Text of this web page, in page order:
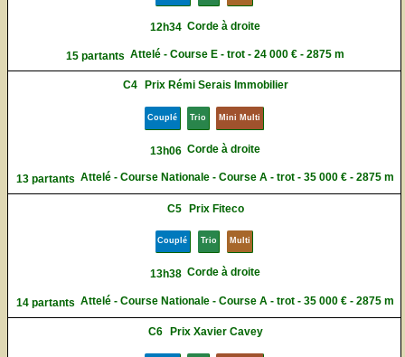
12h34 Corde à droite
15 partants Attelé - Course E - trot - 24 000 € - 2875 m
C4 Prix Rémi Serais Immobilier
Couplé Trio Mini Multi
13h06 Corde à droite
13 partants Attelé - Course Nationale - Course A - trot - 35 000 € - 2875 m
C5 Prix Fiteco
Couplé Trio Multi
13h38 Corde à droite
14 partants Attelé - Course Nationale - Course A - trot - 35 000 € - 2875 m
C6 Prix Xavier Cavey